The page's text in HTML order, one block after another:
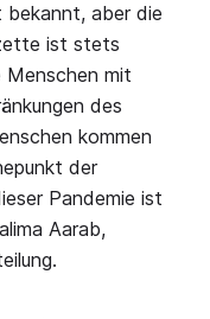
bekannt, aber die
ist stets
Menschen mit
des
kommen
der
Pandemie ist
Aarab,